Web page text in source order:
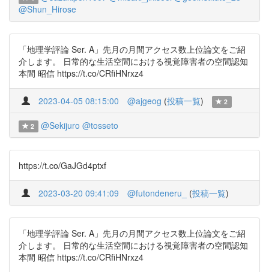
@Shun_Hirose
「地理学評論 Ser. A」先月の月間アクセス数上位論文をご紹
介します。 日常的な生活空間における視覚障害者の空間認知
本間 昭信 https://t.co/CRfiHNrxz4
2023-04-05 08:15:00 @ajgeog (投稿一覧) 2
2 @Sekijuro @tosseto
https://t.co/GaJGd4ptxf
2023-03-20 09:41:09 @futondeneru_ (投稿一覧)
「地理学評論 Ser. A」先月の月間アクセス数上位論文をご紹
介します。 日常的な生活空間における視覚障害者の空間認知
本間 昭信 https://t.co/CRfiHNrxz4